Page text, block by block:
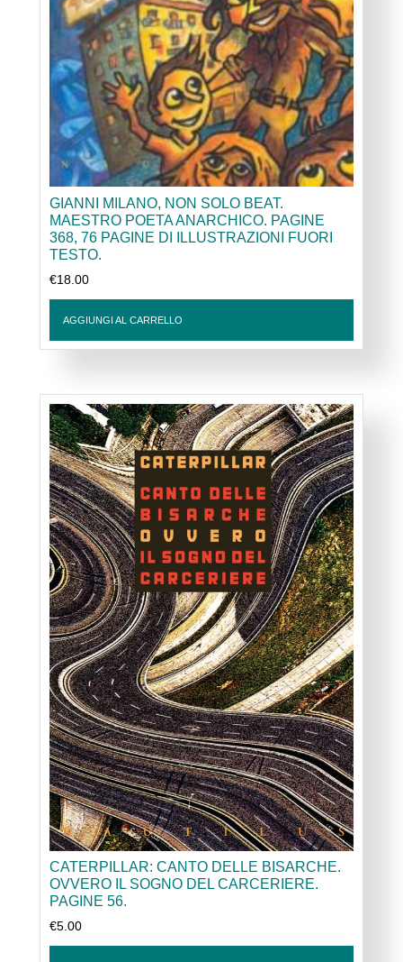
GIANNI MILANO, NON SOLO BEAT.
MAESTRO POETA ANARCHICO. PAGINE
368, 76 PAGINE DI ILLUSTRAZIONI FUORI
TESTO.
€18.00
AGGIUNGI AL CARRELLO
CATERPILLAR: CANTO DELLE BISARCHE.
OVVERO IL SOGNO DEL CARCERIERE.
PAGINE 56.
€5.00